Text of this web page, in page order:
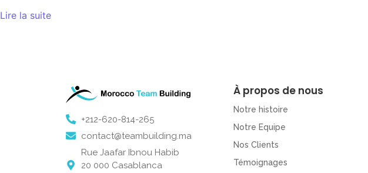
Lire la suite
+212-620-814-265
contact@teambuilding.ma
Rue Jaafar Ibnou Habib
20 000 Casablanca
À propos de nous
Notre histoire
Notre Equipe
Nos Clients
Témoignages